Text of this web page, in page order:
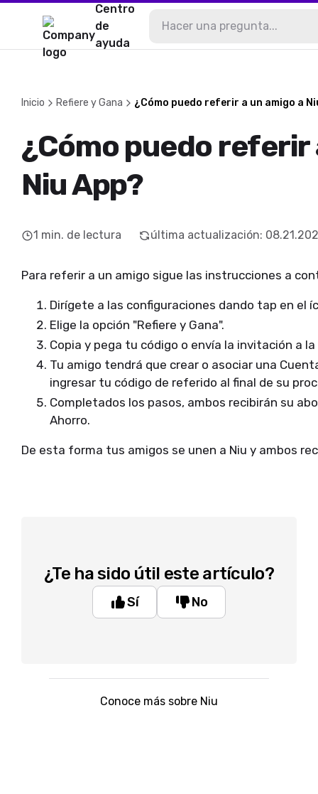
Centro
de
ayuda
Inicio Refiere y Gana ¿Cómo puedo referir a un amigo a
¿Cómo puedo referir
Niu App?
1 min. de lectura última actualización:
Para referir a un amigo sigue las instrucciones a
Dirígete a las configuraciones dando tap en el
Elige la opción "Refiere y Gana".
Copia y pega tu código o envía la invitación a
Tu amigo tendrá que crear o asociar una
ingresar tu código de referido al final de su
Completados los pasos, ambos recibirán su
Ahorro.
De esta forma tus amigos se unen a Niu y ambos
¿Te ha sido útil este artículo?
Sí No
Conoce más sobre Niu